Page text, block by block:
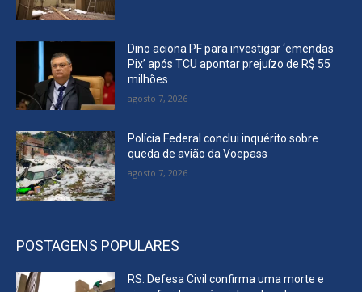
Dino aciona PF para investigar ‘emendas
Pix’ após TCU apontar prejuízo de R$ 55
milhões
agosto 7, 2026
Polícia Federal conclui inquérito sobre
queda de avião da Voepass
agosto 7, 2026
POSTAGENS POPULARES
RS: Defesa Civil confirma uma morte e